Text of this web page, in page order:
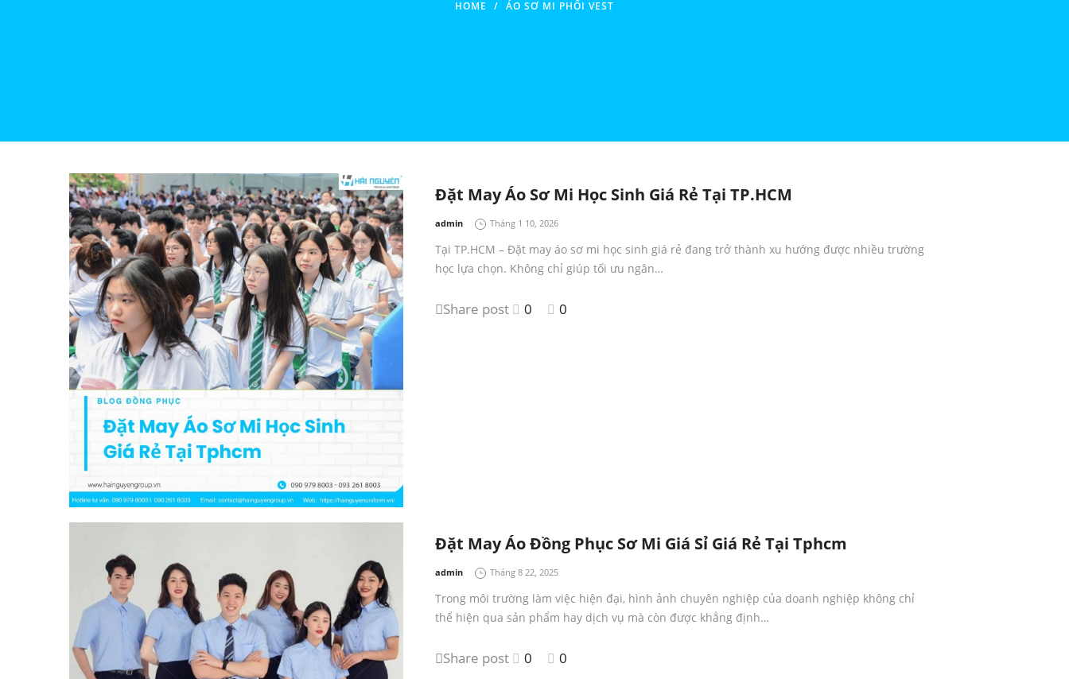
HOME / ÁO SƠ MI PHỐI VEST
Đặt May Áo Sơ Mi Học Sinh Giá Rẻ Tại TP.HCM
by
admin Tháng 1 10, 2026
Tại TP.HCM – Đặt may áo sơ mi học sinh giá rẻ đang trở thành xu hướng được nhiều trường
học lựa chọn. Không chỉ giúp tối ưu ngân…
Share post 0 0
Đặt May Áo Đồng Phục Sơ Mi Giá Sỉ Giá Rẻ Tại Tphcm
by
admin Tháng 8 22, 2025
Trong môi trường làm việc hiện đại, hình ảnh chuyên nghiệp của doanh nghiệp không chỉ
thể hiện qua sản phẩm hay dịch vụ mà còn được khẳng định…
Share post 0 0